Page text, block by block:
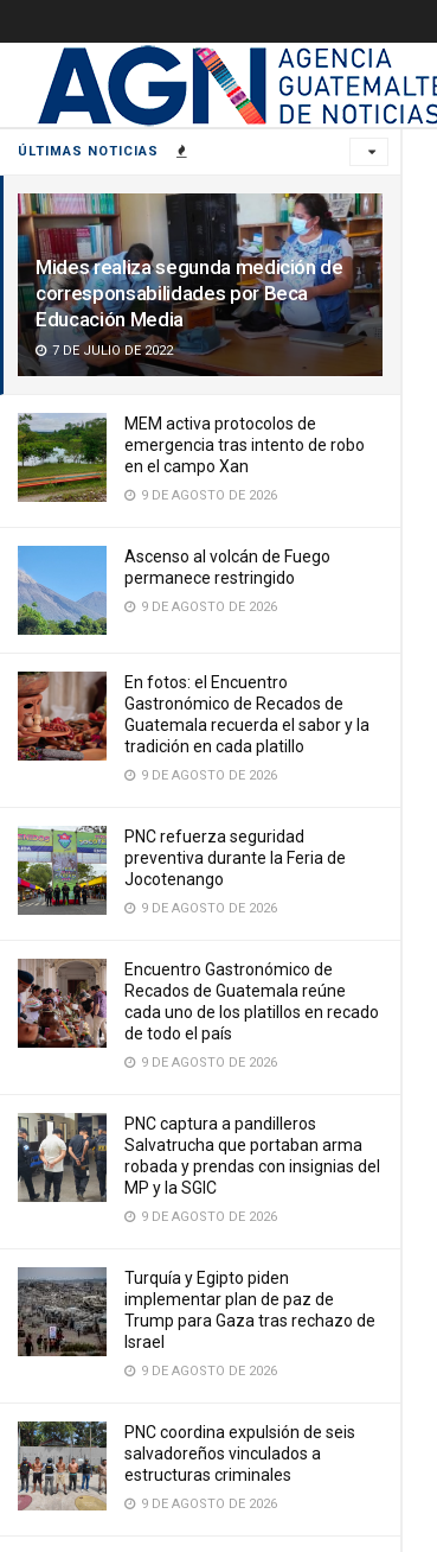
ÚLTIMAS NOTICIAS
Mides realiza segunda medición de
corresponsabilidades por Beca
Educación Media
7 DE JULIO DE 2022
MEM activa protocolos de
emergencia tras intento de robo
en el campo Xan
9 DE AGOSTO DE 2026
Ascenso al volcán de Fuego
permanece restringido
9 DE AGOSTO DE 2026
En fotos: el Encuentro
Gastronómico de Recados de
Guatemala recuerda el sabor y la
tradición en cada platillo
9 DE AGOSTO DE 2026
PNC refuerza seguridad
preventiva durante la Feria de
Jocotenango
9 DE AGOSTO DE 2026
Encuentro Gastronómico de
Recados de Guatemala reúne
cada uno de los platillos en recado
de todo el país
9 DE AGOSTO DE 2026
PNC captura a pandilleros
Salvatrucha que portaban arma
robada y prendas con insignias del
MP y la SGIC
9 DE AGOSTO DE 2026
Turquía y Egipto piden
implementar plan de paz de
Trump para Gaza tras rechazo de
Israel
9 DE AGOSTO DE 2026
PNC coordina expulsión de seis
salvadoreños vinculados a
estructuras criminales
9 DE AGOSTO DE 2026